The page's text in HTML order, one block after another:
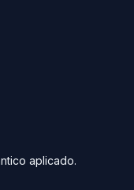
aplicado.